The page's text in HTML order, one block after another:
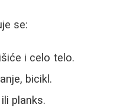
se:
i celo telo.
bicikl.
planks.